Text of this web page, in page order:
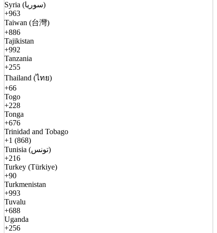
Syria (سوريا)
+963
Taiwan (台灣)
+886
Tajikistan
+992
Tanzania
+255
Thailand (ไทย)
+66
Togo
+228
Tonga
+676
Trinidad and Tobago
+1 (868)
Tunisia (تونس)
+216
Turkey (Türkiye)
+90
Turkmenistan
+993
Tuvalu
+688
Uganda
+256